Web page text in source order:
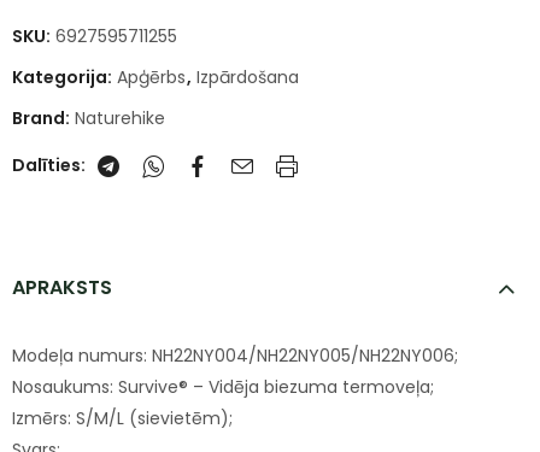
SKU: 6927595711255
Kategorija: Apģērbs, Izpārdošana
Brand: Naturehike
Dalīties:
APRAKSTS
Modeļa numurs: NH22NY004/NH22NY005/NH22NY006;
Nosaukums: Survive® – Vidēja biezuma termoveļa;
Izmērs: S/M/L (sievietēm);